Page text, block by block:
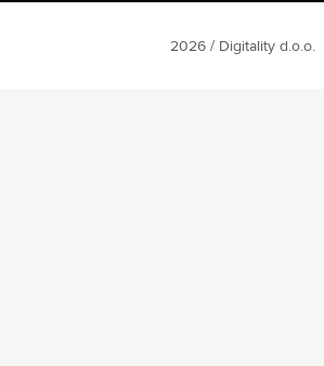
2026 / Digitality d.o.o.